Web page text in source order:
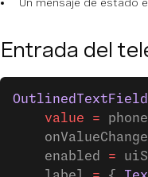
Entrada del
OutlinedTextField
    value
=
    enabled
=